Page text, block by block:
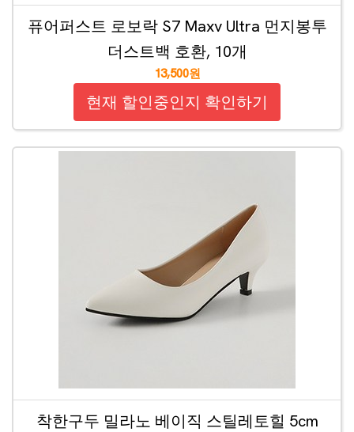
퓨어퍼스트 로보락 S7 Maxv Ultra 먼지봉투
더스트백 호환, 10개
13,500원
현재 할인중인지 확인하기
착한구두 밀라노 베이직 스틸레토힐 5cm